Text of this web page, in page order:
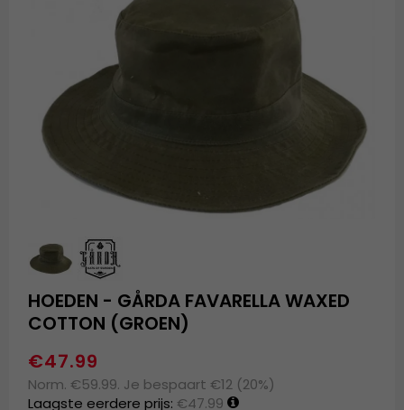
HOEDEN - GÅRDA FAVARELLA WAXED
COTTON (GROEN)
€47.99
Norm. €59.99. Je bespaart €12 (20%)
Laagste eerdere prijs: €47.99